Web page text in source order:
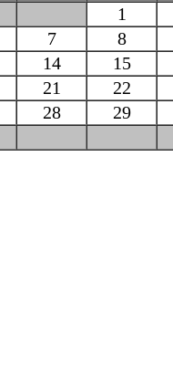
1
7 8
14 15
21 22
28 29